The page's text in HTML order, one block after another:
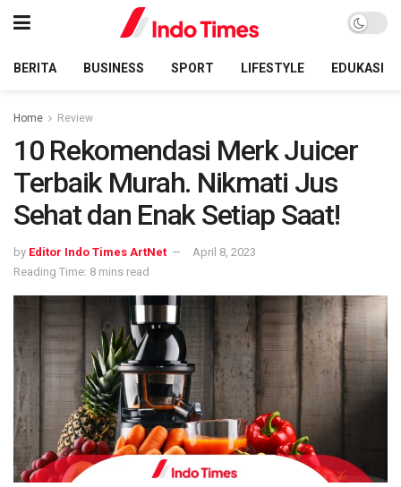
BERITA BUSINESS SPORT LIFESTYLE EDUKASI
Home Review
10 Rekomendasi Merk Juicer
Terbaik Murah. Nikmati Jus
Sehat dan Enak Setiap Saat!
by Editor Indo Times ArtNet
April 8, 2023
Reading Time: 8 mins read